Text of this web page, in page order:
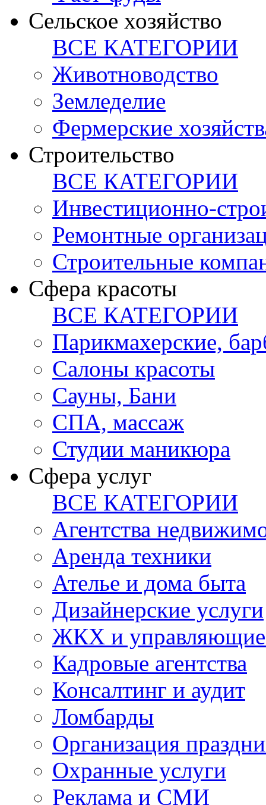
Сельское хозяйство
ВСЕ КАТЕГОРИИ
Животноводство
Земледелие
Фермерские
Строительство
ВСЕ КАТЕГОРИИ
Инвестиционно-
Ремонтные
Строительные
Сфера красоты
ВСЕ КАТЕГОРИИ
Парикмахерские,
Салоны красоты
Сауны, Бани
СПА, массаж
Студии маникюра
Сфера услуг
ВСЕ КАТЕГОРИИ
Агентства
Аренда техники
Ателье и дома быта
Дизайнерские услуги
ЖКХ и управляющие
Кадровые агентства
Консалтинг и аудит
Ломбарды
Организация
Охранные услуги
Реклама и СМИ